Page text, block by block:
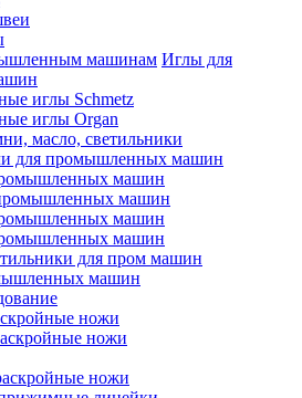
машинам Иглы для
иглы Schmetz
иглы Organ
масло, светильники
для промышленных машин
машин
машин
машин
машин
для пром машин
машин
ножи
ножи
ножи